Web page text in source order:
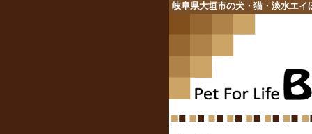
岐阜県大垣市の犬・猫・淡水エ